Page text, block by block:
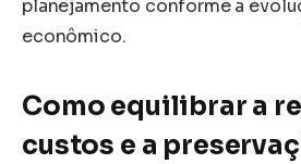
planejamento conforme a
econômico.
Como equilibrar a
custos e a